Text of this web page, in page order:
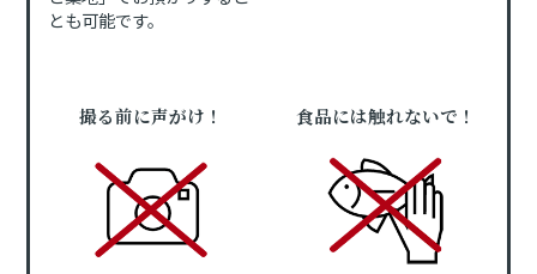
とも可能です。
撮る前に声がけ！ 食品には触れないで！